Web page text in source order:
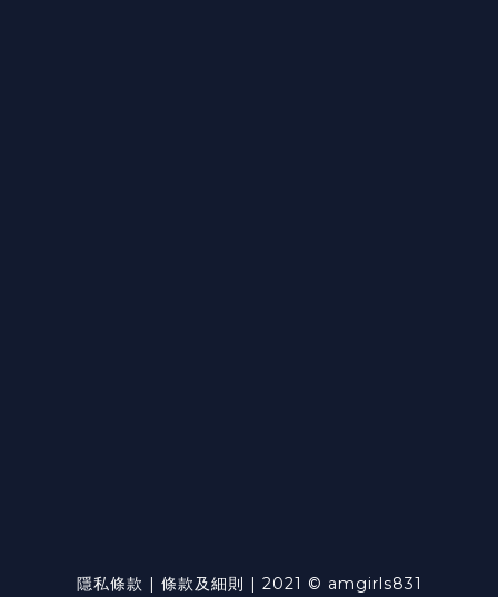
隱私條款 | 條款及細則 | 2021 © amgirls831